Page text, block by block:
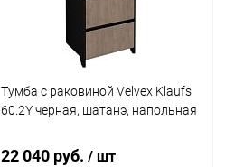
Тумба с раковиной Velvex Klaufs
60.2Y черная, шатанэ, напольная
22 040 руб./ шт